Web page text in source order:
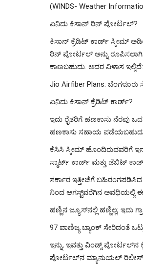
(WINDS- Weather
ಏನಿದು ಕಿಸಾನ್ ರಿನ್ ಪೋರ್ಟಲ್?
ಕಿಸಾನ್ ಕ್ರೆಡಿಟ್ ಕಾರ್ಡ್ ಸ್ಕೀಮ್
ರಿನ್ ಪೋರ್ಟಲ್ ಅನ್ನು
ಕಾಣಬಹುದು. ಅದರ ವಿಳಾಸ ಇಲ್ಲಿದೆ:
Jio Airfiber Plans:
ಏನಿದು ಕಿಸಾನ್ ಕ್ರೆಡಿಟ್ ಕಾರ್ಡ್?
ಇದು ರೈತರಿಗೆ ಹಣಕಾಸು ನೆರವು
ಹಣಕಾಸು ಸಹಾಯ ಪಡೆಯಬಹುದು. 3
ಕೆಸಿಸಿ ಸ್ಕೀಮ್ ಹೊಂದಿರುವವರಿಗೆ
ಸ್ಮಾರ್ಟ್ ಕಾರ್ಡ್ ಮತ್ತು ಡೆಬಿಟ್
ಸರ್ಕಾರ ಇತ್ತೀಚೆಗೆ ಬಹಿರಂಗಪಡಿಸಿದ
ನಿಂದ ಆಗಸ್ಟ್​ವರೆಗಿನ ಅವಧಿಯಲ್ಲಿ ಈ
ಹಣ್ಣಿನ ಜ್ಯೂಸ್​ನಲ್ಲಿ ಹಣ್ಣಿಲ್ಲ; ಇದು
97 ವಾಣಿಜ್ಯ ಬ್ಯಾಂಕ್ ಸೇರಿದಂತೆ
ಇನ್ನು, ಇವತ್ತು ವಿಂಡ್ಸ್
ಪೋರ್ಟಲ್​ನ ಮ್ಯಾನುಯಲ್